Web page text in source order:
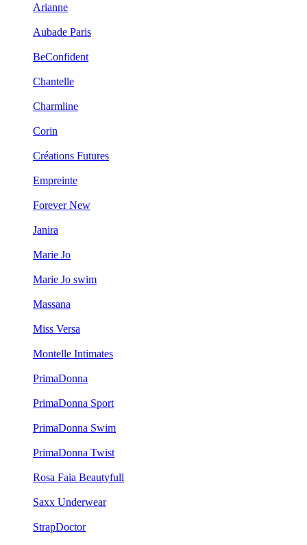
Arianne
Aubade Paris
BeConfident
Chantelle
Charmline
Corin
Créations Futures
Empreinte
Forever New
Janira
Marie Jo
Marie Jo swim
Massana
Miss Versa
Montelle Intimates
PrimaDonna
PrimaDonna Sport
PrimaDonna Swim
PrimaDonna Twist
Rosa Faia Beautyfull
Saxx Underwear
StrapDoctor